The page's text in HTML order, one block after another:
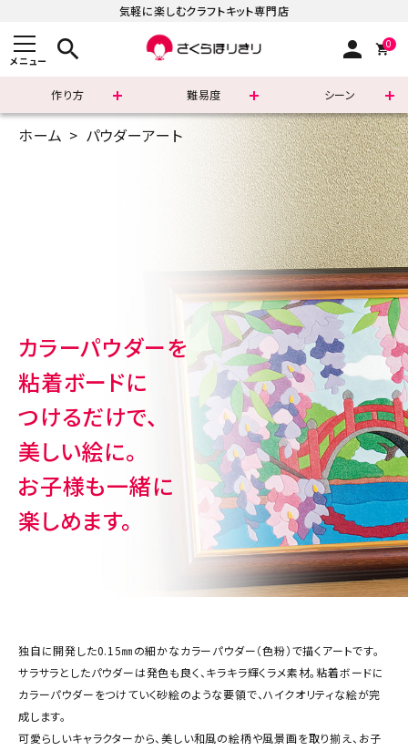
気軽に楽しむクラフトキット専門店
メニュー search person 0
作り方 難易度 シーン
まずはこちら
診断チャート
ジャンルで選ぶ
レビューを見る
コーポレートサイト
お問い合わせ
ACCOUNT MENU
ようこそ ゲスト 様
ホーム パウダーアート
カラーパウダーを
粘着ボードに
つけるだけで、
美しい絵に。
お子様も一緒に
楽しめます。
独自に開発した0.15㎜の細かなカラーパウダー（色粉）で描くアートです。
サラサラとしたパウダーは発色も良く、キラキラ輝くラメ素材。粘着ボードに
カラーパウダーをつけていく砂絵のような要領で、ハイクオリティな絵が完
成します。
可愛らしいキャラクターから、美しい和風の絵柄や風景画を取り揃え、お子